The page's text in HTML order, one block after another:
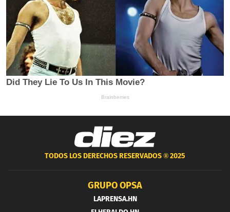
TODOS LOS DERECHOS RESERVADOS ®2025
GRUPO OPSA
LAPRENSA.HN